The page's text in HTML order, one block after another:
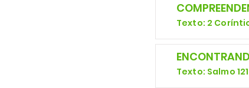
Texto: 2
Texto: Salmo 121